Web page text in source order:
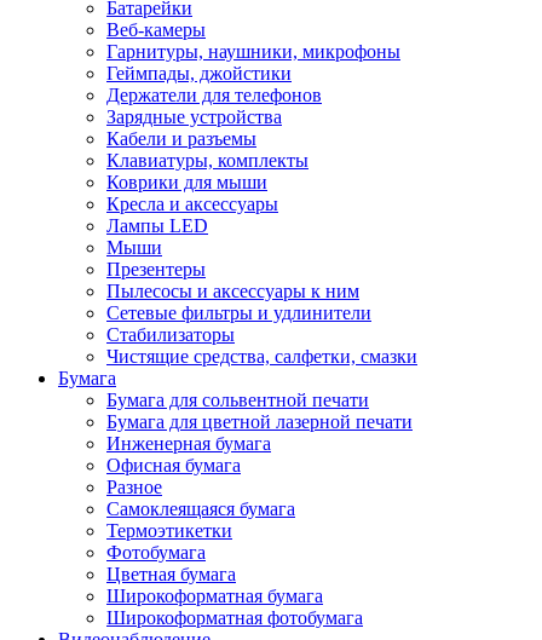
Батарейки
Веб-камеры
Гарнитуры, наушники, микрофоны
Геймпады, джойстики
Держатели для телефонов
Зарядные устройства
Кабели и разъемы
Клавиатуры, комплекты
Коврики для мыши
Кресла и аксессуары
Лампы LED
Мыши
Презентеры
Пылесосы и аксессуары к ним
Сетевые фильтры и удлинители
Стабилизаторы
Чистящие средства, салфетки, смазки
Бумага
Бумага для сольвентной печати
Бумага для цветной лазерной печати
Инженерная бумага
Офисная бумага
Разное
Самоклеящаяся бумага
Термоэтикетки
Фотобумага
Цветная бумага
Широкоформатная бумага
Широкоформатная фотобумага